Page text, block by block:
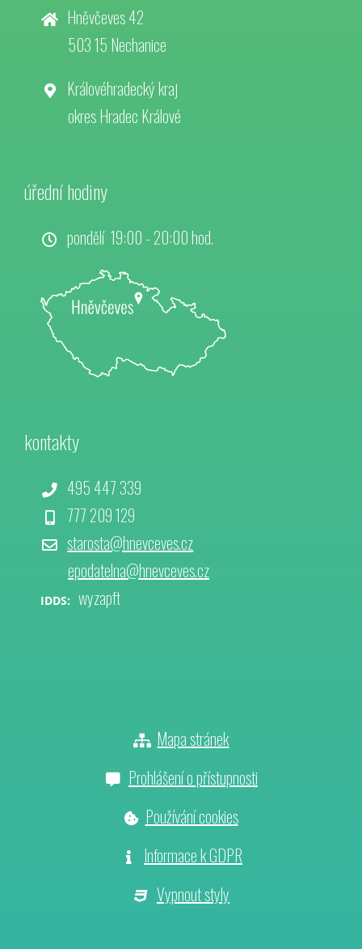
Hněvčeves 42
503 15 Nechanice
Královéhradecký kraj
okres Hradec Králové
úřední hodiny
pondělí 19:00 - 20:00 hod.
kontakty
495 447 339
777 209 129
starosta@hnevceves.cz
epodatelna@hnevceves.cz
IDDS: wyzapft
Mapa stránek
Prohlášení o přístupnosti
Používání cookies
Informace k GDPR
Vypnout styly